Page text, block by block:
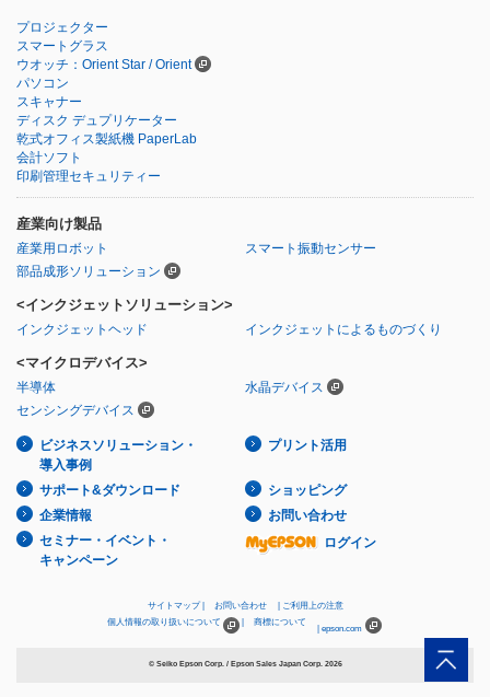
プロジェクター
スマートグラス
ウオッチ：Orient Star / Orient
パソコン
スキャナー
ディスク デュプリケーター
乾式オフィス製紙機 PaperLab
会計ソフト
印刷管理セキュリティー
産業向け製品
産業用ロボット
スマート振動センサー
部品成形ソリューション
<インクジェットソリューション>
インクジェットヘッド インクジェットによるものづくり
<マイクロデバイス>
半導体
水晶デバイス
センシングデバイス
ビジネスソリューション・
導入事例
プリント活用
サポート&ダウンロード
ショッピング
企業情報
お問い合わせ
セミナー・イベント・
キャンペーン
ログイン
サイトマップ お問い合わせ
ご利用上の注意
個人情報の取り扱いについて
商標について
epson.com
© Seiko Epson Corp. / Epson Sales Japan Corp. 2026